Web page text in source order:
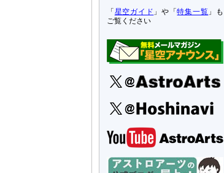
「 星空ガイド 」や「特集一覧 」も
ご覧ください